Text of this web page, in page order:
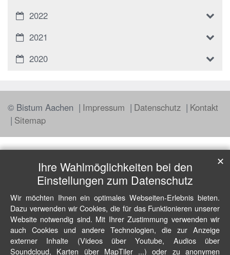
2022
2021
2020
© Bistum Aachen Impressum Datenschutz
Kontakt
Sitemap
Ihre Wahlmöglichkeiten bei den
Einstellungen zum Datenschutz
Wir möchten Ihnen ein optimales Webseiten-Erlebnis bieten.
Dazu verwenden wir Cookies, die für das Funktionieren unserer
Website notwendig sind. Mit Ihrer Zustimmung verwenden wir
auch Cookies und andere Technologien, die zur Anzeige
externer Inhalte (Videos über Youtube, Audios über
Soundcloud, Karten über MapTiler ...) oder zu anonymen
✕